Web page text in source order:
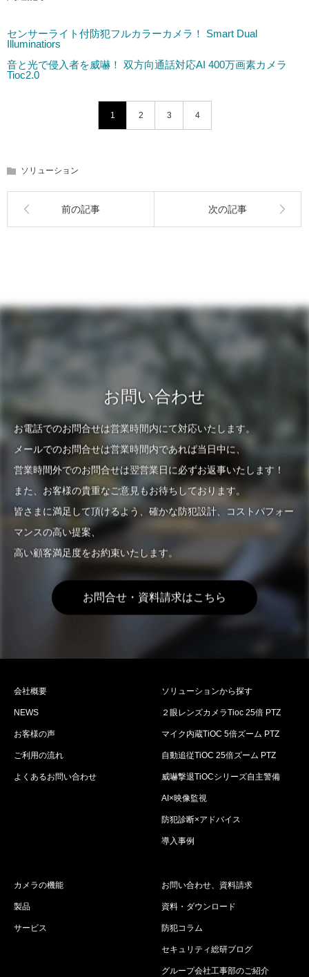
センサーライト付防犯フルカラーカメラ！ Smart Dual
Illuminatiors
音と光で侵入者を威嚇！ 双方向通話対応AI 400万画素カメラ
Tioc2.0
1 2 3 4
ソリューション
前の記事 次の記事
お問い合わせ
お電話でのお問合せは営業時間内にて対応いたします。
メールでのお問合せは営業時間内であれば当日中に、
営業時間外でのお問合せは翌営業日に必ずお返事いたします！
また、お客様の貴重なご意見もお待ちしております。
皆さまに満足して頂けるよう、確かな防犯設計、コストパフォー
マンスの高い提案、
高い顧客満足度をお約束いたします。
お問合せ・資料請求はこちら
会社概要
NEWS
お客様の声
ご利用の流れ
よくあるお問い合わせ
ソリューションから探す
２眼レンズカメラTioc 25倍 PTZ
マイク内蔵TiOC 5倍ズーム PTZ
自動追従TiOC 25倍ズーム PTZ
威嚇撃退TiOCシリーズ自主警備
AI×映像監視
防犯診断×アドバイス
導入事例
カメラの機能
製品
サービス
お問い合わせ、資料請求
資料・ダウンロード
防犯コラム
セキュリティ総研ブログ
グループ会社工事部のご紹介